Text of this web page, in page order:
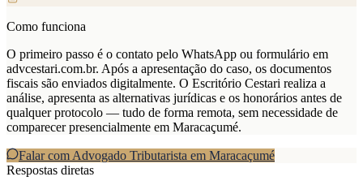
Como funciona
O primeiro passo é o contato pelo WhatsApp ou formulário em
advcestari.com.br. Após a apresentação do caso, os documentos
fiscais são enviados digitalmente. O Escritório Cestari realiza a
análise, apresenta as alternativas jurídicas e os honorários antes de
qualquer protocolo — tudo de forma remota, sem necessidade de
comparecer presencialmente em Maracaçumé.
Falar com Advogado Tributarista em Maracaçumé
Respostas diretas